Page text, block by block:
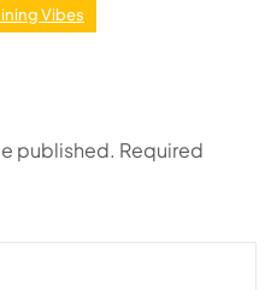
Vibes
published. Required